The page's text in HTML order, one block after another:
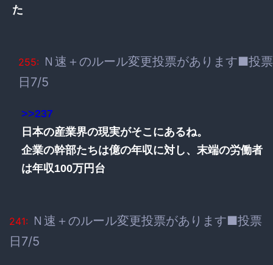
た
255: Ｎ速＋のルール変更投票があります■投票
日7/5
>>237
日本の産業界の現実がそこにあるね。
企業の幹部たちは億の年収に対し、末端の労働者
は年収100万円台
241: Ｎ速＋のルール変更投票があります■投票
日7/5